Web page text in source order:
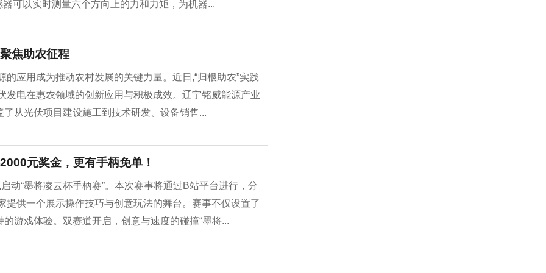
可以实时测量六个方向上的力和力矩，为机器...
焦助农征程
应用成为推动农村发展的关键力量。近日,“归根助农”实践
电在惠农领域的创新应用与积极成效。辽宁铭威能源产业
从光伏项目建设施工到技术研发、设备销售...
元奖金，更有手柄免单！
动“墨将凌云杯手柄赛”。本次赛事将通过B站平台进行，分
提供一个展示操作技巧与创意玩法的舞台。赛事不仅设置了
游戏体验。双赛道开启，创意与速度的碰撞“墨将...